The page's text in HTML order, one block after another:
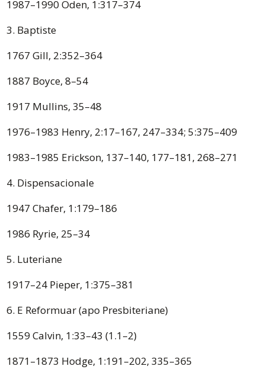
1987–1990 Oden, 1:317–374
3. Baptiste
1767 Gill, 2:352–364
1887 Boyce, 8–54
1917 Mullins, 35–48
1976–1983 Henry, 2:17–167, 247–334; 5:375–409
1983–1985 Erickson, 137–140, 177–181, 268–271
4. Dispensacionale
1947 Chafer, 1:179–186
1986 Ryrie, 25–34
5. Luteriane
1917–24 Pieper, 1:375–381
6. E Reformuar (apo Presbiteriane)
1559 Calvin, 1:33–43 (1.1–2)
1871–1873 Hodge, 1:191–202, 335–365